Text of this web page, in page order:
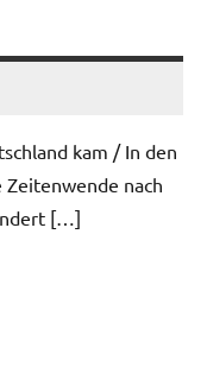
kam / In den
nach
[…]